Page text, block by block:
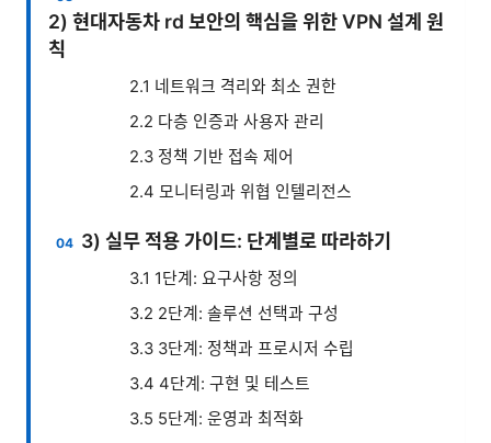
2) 현대자동차 rd 보안의 핵심을 위한 VPN 설계 원
칙
2.1 네트워크 격리와 최소 권한
2.2 다층 인증과 사용자 관리
2.3 정책 기반 접속 제어
2.4 모니터링과 위협 인텔리전스
3) 실무 적용 가이드: 단계별로 따라하기
3.1 1단계: 요구사항 정의
3.2 2단계: 솔루션 선택과 구성
3.3 3단계: 정책과 프로시저 수립
3.4 4단계: 구현 및 테스트
3.5 5단계: 운영과 최적화